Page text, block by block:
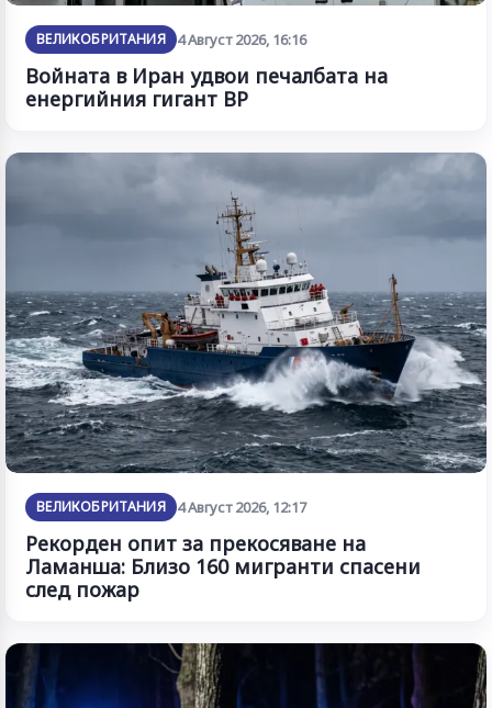
ВЕЛИКОБРИТАНИЯ 4 Август 2026, 16:16
Войната в Иран удвои печалбата на
енергийния гигант BP
ВЕЛИКОБРИТАНИЯ 4 Август 2026, 12:17
Рекорден опит за прекосяване на
Ламанша: Близо 160 мигранти спасени
след пожар